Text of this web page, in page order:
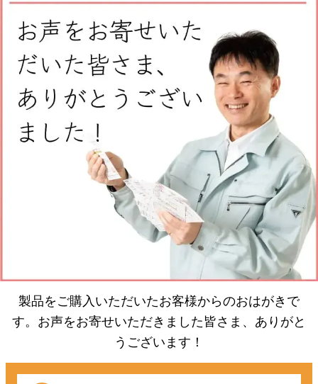
製品をご購入いただいたお客様からのおはがきで
す。お声をお寄せいただきました皆さま、ありがと
うございます！